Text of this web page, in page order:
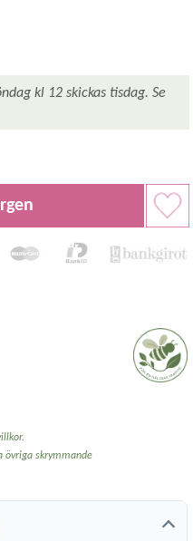
kl 12 skickas tisdag. Se
övriga skrymmande